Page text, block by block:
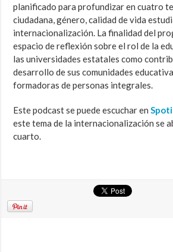
planificado para profundizar en cuatro
ciudadana, género, calidad de vida
internacionalización. La finalidad del
espacio de reflexión sobre el rol de la
las universidades estatales como
desarrollo de sus comunidades
formadoras de personas integrales.
Este podcast se puede escuchar en
este tema de la internacionalización se
cuarto.